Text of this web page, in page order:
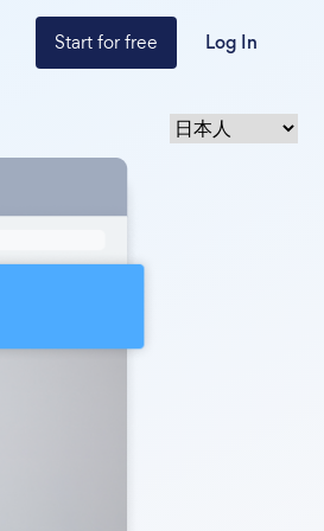
Start for free Log In